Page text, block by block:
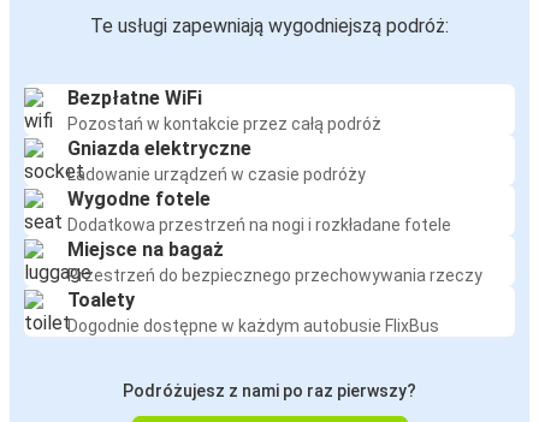
Te usługi zapewniają wygodniejszą podróż:
Bezpłatne WiFi
Pozostań w kontakcie przez całą podróż
Gniazda elektryczne
Ładowanie urządzeń w czasie podróży
Wygodne fotele
Dodatkowa przestrzeń na nogi i rozkładane fotele
Miejsce na bagaż
Przestrzeń do bezpiecznego przechowywania rzeczy
Toalety
Dogodnie dostępne w każdym autobusie FlixBus
Podróżujesz z nami po raz pierwszy?